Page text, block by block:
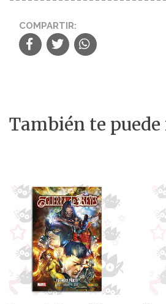
COMPARTIR:
También te